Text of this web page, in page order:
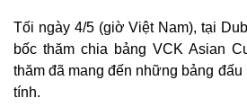
Nhận diện sự thật
Dấu
Việc
Biển
Tối ngày 4/5 (giờ Việt Nam), tại
bốc thăm chia bảng VCK Asian
thăm đã mang đến những bảng
tính.